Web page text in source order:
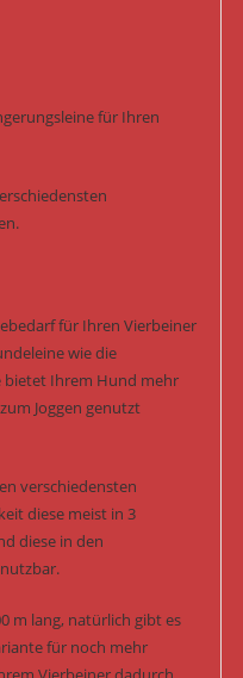
für Ihren
für Ihren Vierbeiner
wie die
bietet Ihrem Hund mehr
Joggen genutzt
verschiedensten
diese meist in 3
diese in den
m lang, natürlich gibt es
für noch mehr